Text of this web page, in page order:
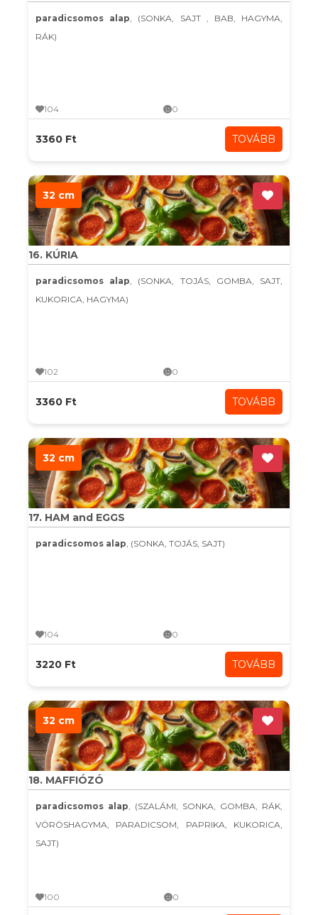
paradicsomos alap, (SONKA, SAJT , BAB, HAGYMA,
RÁK)
104 0
3360 Ft TOVÁBB
32 cm
16. KÚRIA
paradicsomos alap, (SONKA, TOJÁS, GOMBA, SAJT,
KUKORICA, HAGYMA)
102 0
3360 Ft TOVÁBB
32 cm
17. HAM and EGGS
paradicsomos alap, (SONKA, TOJÁS, SAJT)
104 0
3220 Ft TOVÁBB
32 cm
18. MAFFIÓZÓ
paradicsomos alap, (SZALÁMI, SONKA, GOMBA, RÁK,
VÖRÖSHAGYMA, PARADICSOM, PAPRIKA, KUKORICA,
SAJT)
100 0